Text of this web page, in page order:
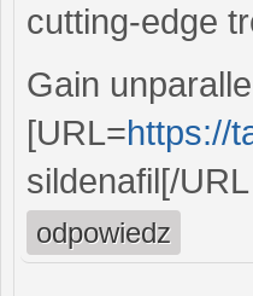
cutting-edge
Gain
[URL=https://
sildenafil[/
odpowiedz